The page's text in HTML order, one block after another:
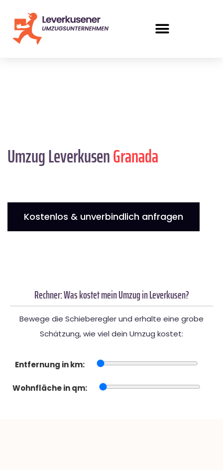
Umzug LeverkusenGranada
Kostenlos & unverbindlich anfragen
Rechner: Was kostet mein Umzug in Leverkusen?
Bewege die Schieberegler und erhalte eine grobe
Schätzung, wie viel dein Umzug kostet:
Entfernung in km:
Wohnfläche in qm: